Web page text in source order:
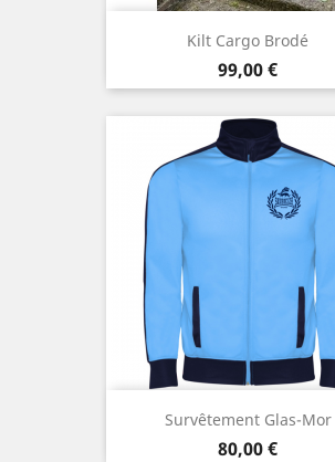
Kilt Cargo Brodé
Prix
99,00 €
Survêtement Glas-Mor
Prix
80,00 €